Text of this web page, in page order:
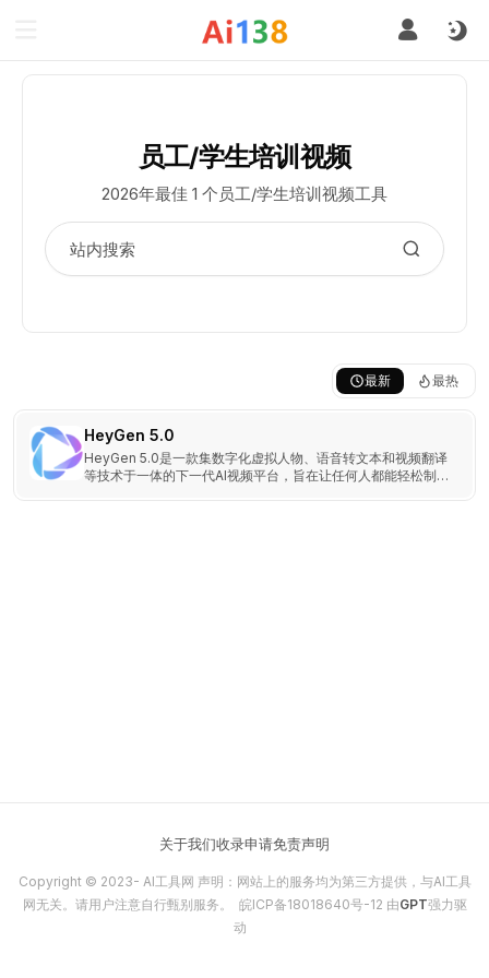
员工/学生培训视频
2026年最佳 1 个员工/学生培训视频工具
最新 最热
HeyGen 5.0
HeyGen 5.0是一款集数字化虚拟人物、语音转文本和视频翻译
等技术于一体的下一代AI视频平台，旨在让任何人都能轻松制作
关于我们收录申请免责声明
Copyright © 2023- AI工具网 声明：网站上的服务均为第三方提供，与AI工具
网无关。请用户注意自行甄别服务。 皖ICP备18018640号-12 由GPT强力驱
动